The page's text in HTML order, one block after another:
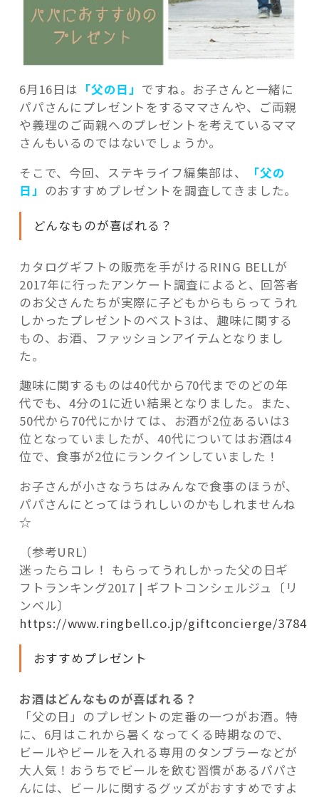
6月16日は 「父の日」 ですね。お子さんと一緒に
パパさんにプレゼントをするママさんや、ご両親
や義理のご両親へのプレゼントを考えているママ
さんもいるのではないでしょうか。
そこで、今回、ステキライフ編集部は、
「父の
日」 のおすすめプレゼントを調査してきました。
どんなものが喜ばれる？
カタログギフトの販売を手がけるRING BELLが
2017年に行ったアンケート調査によると、回答者
のお父さんたちが実際に子どもからもらってうれ
しかったプレゼントのベスト3は、趣味に関する
もの、お酒、ファッションアイテムとなりまし
た。
趣味に関するものは40代から70代までのどの年
代でも、4分の1に近い結果となりました。また、
50代から70代にかけては、お酒が2位あるいは3
位となっていましたが、40代についてはお酒は4
位で、食事が2位にランクインしていました！
お子さんが小さなうちはみんなで食事のほうが、
パパさんにとってはうれしいのかもしれませんね
☆
（参考URL）
迷ったらコレ！ もらってうれしかった父の日ギ
フトランキング2017 | ギフトコンシェルジュ〔リ
ンベル〕
https://www.ringbell.co.jp/giftconcierge/3784
おすすめプレゼント
お酒はどんなものが喜ばれる？
「父の日」のプレゼントの定番の一つがお酒。特
に、6月はこれから暑くなってくる時期なので、
ビールやビールを入れる専用のタンブラーなどが
大人気！おうちでビールを飲む習慣があるパパさ
んには、ビールに関するグッズがおすすめですよ